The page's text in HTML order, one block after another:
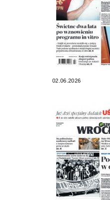
02.06.2026